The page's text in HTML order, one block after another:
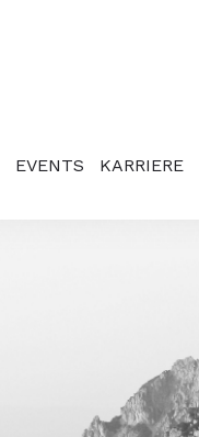
EVENTS KARRIERE